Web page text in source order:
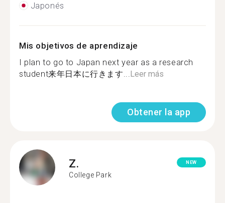
Japonés
Mis objetivos de aprendizaje
I plan to go to Japan next year as a research
student来年日本に行きます... Leer más
Obtener la app
Z.
College Park
NEW